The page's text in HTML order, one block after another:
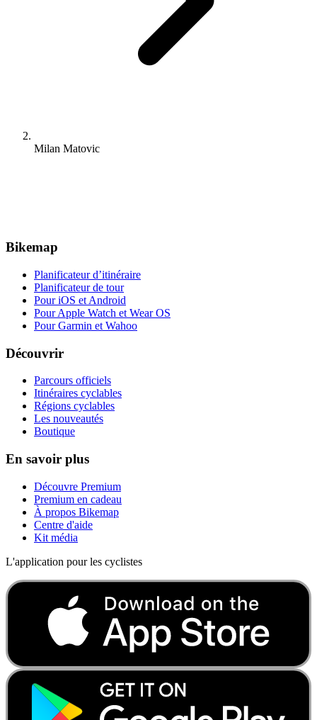
Milan Matovic
Bikemap
Planificateur d’itinéraire
Planificateur de tour
Pour iOS et Android
Pour Apple Watch et Wear OS
Pour Garmin et Wahoo
Découvrir
Parcours officiels
Itinéraires cyclables
Régions cyclables
Les nouveautés
Boutique
En savoir plus
Découvre Premium
Premium en cadeau
À propos Bikemap
Centre d'aide
Kit média
L'application pour les cyclistes